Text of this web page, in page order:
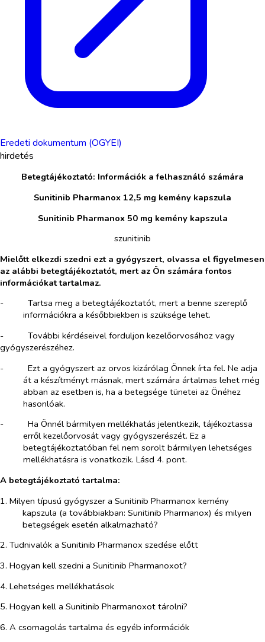
Eredeti dokumentum (OGYEI)
hirdetés
Betegtájékoztató: Információk a felhasználó számára
Sunitinib Pharmanox 12,5 mg kemény kapszula
Sunitinib Pharmanox 50 mg kemény kapszula
szunitinib
Mielőtt elkezdi szedni ezt a gyógyszert, olvassa el figyelmesen
az alábbi betegtájékoztatót, mert az Ön számára fontos
információkat tartalmaz.
-​
Tartsa meg a betegtájékoztatót, mert a benne szereplő
információkra a későbbiekben is szüksége lehet.
-​
További kérdéseivel forduljon kezelőorvosához vagy
gyógyszerészéhez.
-​
Ezt a gyógyszert az orvos kizárólag Önnek írta fel. Ne adja
át a készítményt másnak, mert számára ártalmas lehet még
abban az esetben is, ha a betegsége tünetei az Önéhez
hasonlóak.
-​
Ha Önnél bármilyen mellékhatás jelentkezik, tájékoztassa
erről kezelőorvosát vagy gyógyszerészét. Ez a
betegtájékoztatóban fel nem sorolt bármilyen lehetséges
mellékhatásra is vonatkozik. Lásd 4. pont.
A betegtájékoztató tartalma:
1. Milyen típusú gyógyszer a Sunitinib Pharmanox kemény
kapszula (a továbbiakban: Sunitinib Pharmanox) és milyen
betegségek esetén alkalmazható?
2. Tudnivalók a Sunitinib Pharmanox szedése előtt
3. Hogyan kell szedni a Sunitinib Pharmanoxot?
4. Lehetséges mellékhatások
5. Hogyan kell a Sunitinib Pharmanoxot tárolni?
6. A csomagolás tartalma és egyéb információk